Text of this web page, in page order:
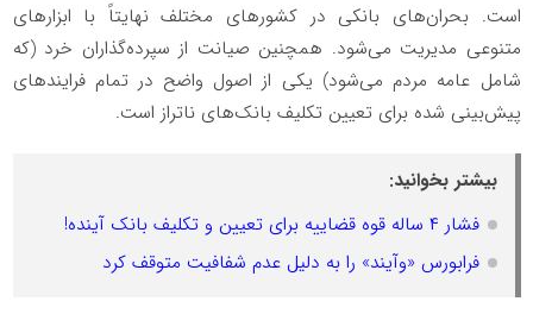
است. بحران‌های بانکی در کشورهای مختلف نهایتاً با ابزارهای
متنوعی مدیریت می‌شود. همچنین صیانت از سپرده‌گذاران خرد (که
شامل عامه مردم می‌شود) یکی از اصول واضح در تمام فرایندهای
پیش‌بینی شده برای تعیین تکلیف بانک‌های ناتراز است.
بیشتر بخوانید:
فشار ۴ ساله قوه قضاییه برای تعیین و تکلیف بانک آینده!
فرابورس «وآیند» را به دلیل عدم شفافیت متوقف کرد